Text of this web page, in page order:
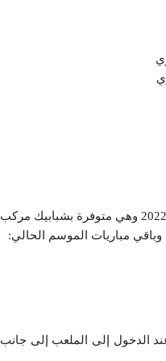
كما تعلم الهيئة الأحباء باستئناف عملية بيع الاشتراكات السنوية للموسم الرياضي 2021 – 2022 وهي متوفرة بشبابيك مركب
وباقي مباريات الموسم الحالي:
الوطنية عند الدخول إلى الملعب إلى جانب